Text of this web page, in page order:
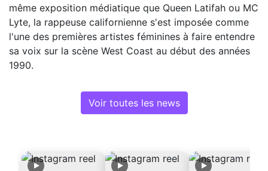
même exposition médiatique que Queen Latifah ou MC
Lyte, la rappeuse californienne s'est imposée comme
l'une des premières artistes féminines à faire entendre
sa voix sur la scène West Coast au début des années
1990.
Voir toutes les news